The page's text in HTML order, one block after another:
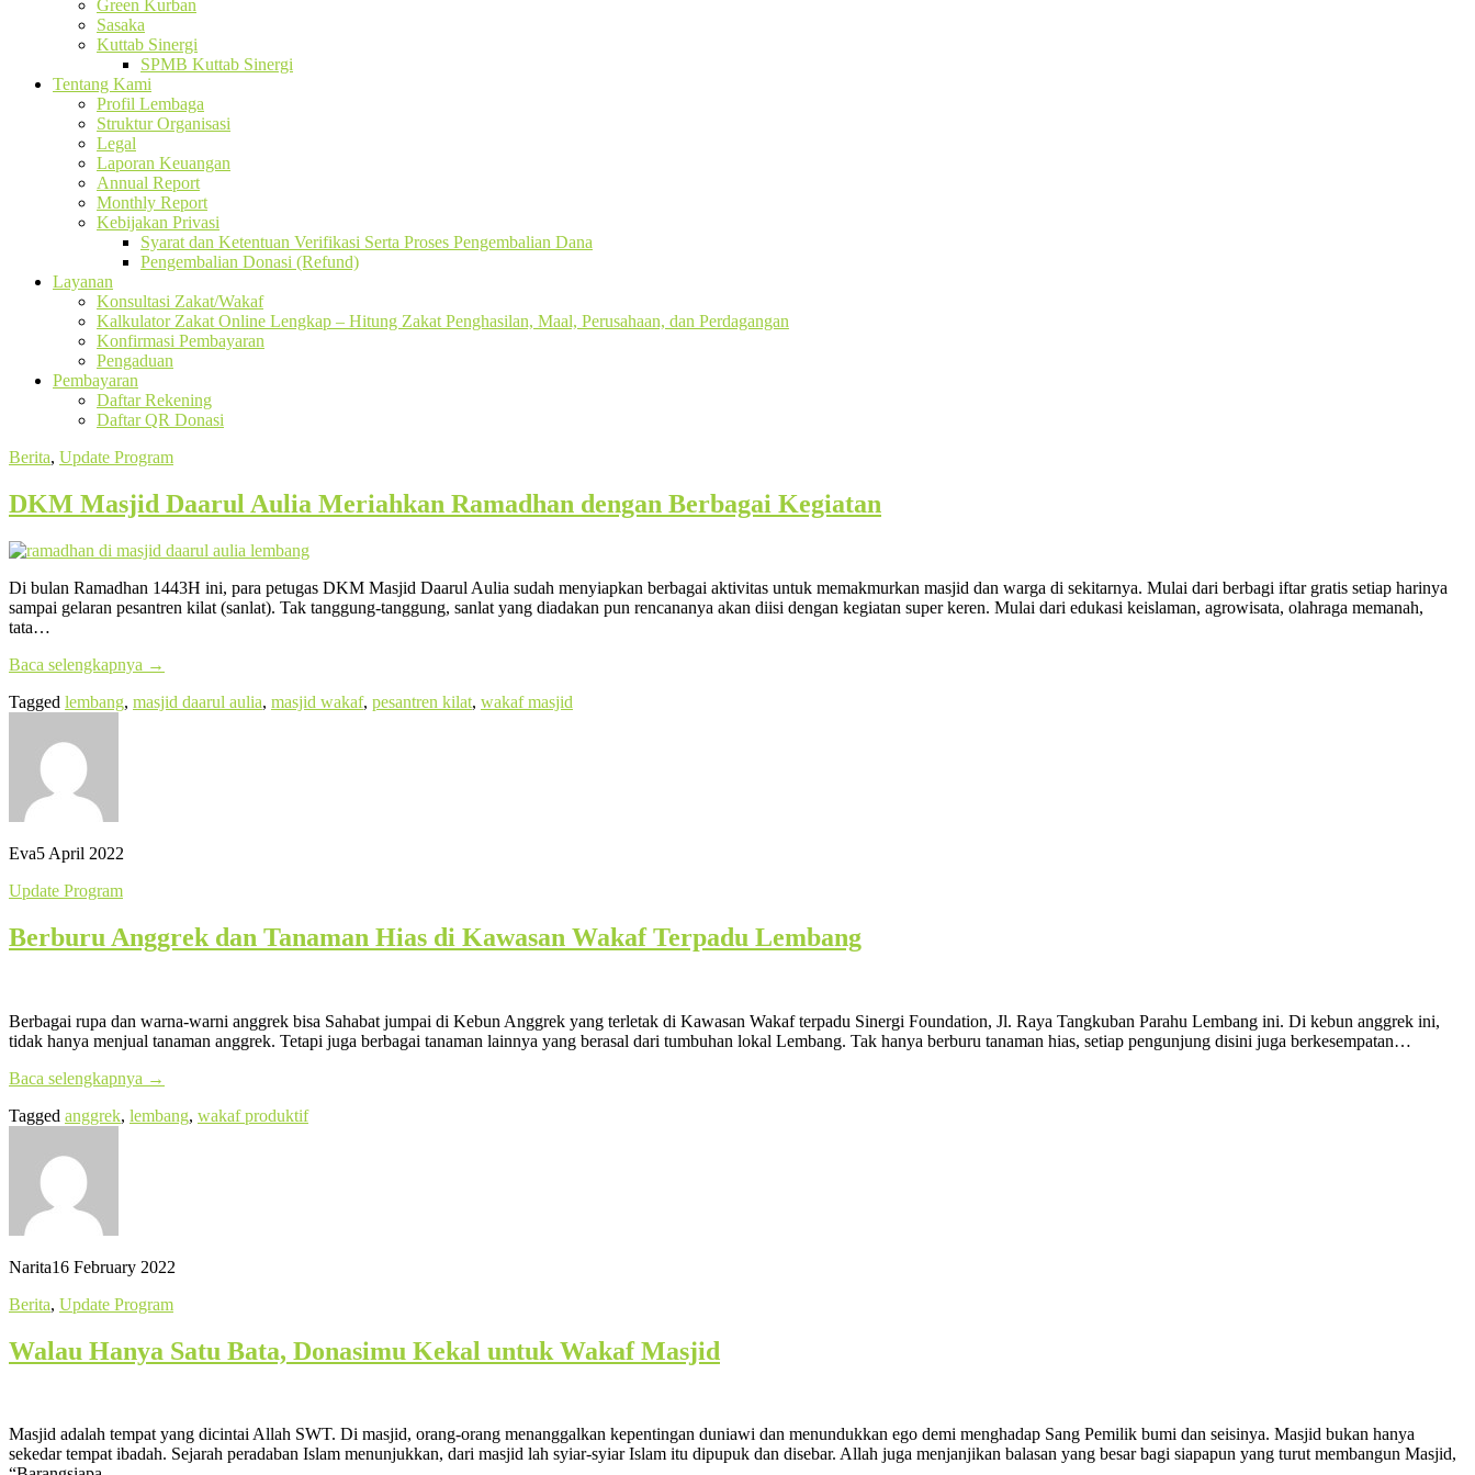
Green Kurban
Sasaka
Kuttab Sinergi
SPMB Kuttab Sinergi
Tentang Kami
Profil Lembaga
Struktur Organisasi
Legal
Laporan Keuangan
Annual Report
Monthly Report
Kebijakan Privasi
Syarat dan Ketentuan Verifikasi Serta Proses Pengembalian Dana
Pengembalian Donasi (Refund)
Layanan
Konsultasi Zakat/Wakaf
Kalkulator Zakat Online Lengkap – Hitung Zakat Penghasilan, Maal, Perusahaan, dan Perdagangan
Konfirmasi Pembayaran
Pengaduan
Pembayaran
Daftar Rekening
Daftar QR Donasi
Berita, Update Program
DKM Masjid Daarul Aulia Meriahkan Ramadhan dengan Berbagai Kegiatan
Di bulan Ramadhan 1443H ini, para petugas DKM Masjid Daarul Aulia sudah menyiapkan berbagai aktivitas untuk memakmurkan masjid dan warga di sekitarnya. Mulai dari berbagi iftar gratis setiap harinya
sampai gelaran pesantren kilat (sanlat). Tak tanggung-tanggung, sanlat yang diadakan pun rencananya akan diisi dengan kegiatan super keren. Mulai dari edukasi keislaman, agrowisata, olahraga memanah,
tata…
Baca selengkapnya →
Tagged lembang, masjid daarul aulia, masjid wakaf, pesantren kilat, wakaf masjid
Eva5 April 2022
Update Program
Berburu Anggrek dan Tanaman Hias di Kawasan Wakaf Terpadu Lembang
Berbagai rupa dan warna-warni anggrek bisa Sahabat jumpai di Kebun Anggrek yang terletak di Kawasan Wakaf terpadu Sinergi Foundation, Jl. Raya Tangkuban Parahu Lembang ini. Di kebun anggrek ini,
tidak hanya menjual tanaman anggrek. Tetapi juga berbagai tanaman lainnya yang berasal dari tumbuhan lokal Lembang. Tak hanya berburu tanaman hias, setiap pengunjung disini juga berkesempatan…
Baca selengkapnya →
Tagged anggrek, lembang, wakaf produktif
Narita16 February 2022
Berita, Update Program
Walau Hanya Satu Bata, Donasimu Kekal untuk Wakaf Masjid
Masjid adalah tempat yang dicintai Allah SWT. Di masjid, orang-orang menanggalkan kepentingan duniawi dan menundukkan ego demi menghadap Sang Pemilik bumi dan seisinya. Masjid bukan hanya
sekedar tempat ibadah. Sejarah peradaban Islam menunjukkan, dari masjid lah syiar-syiar Islam itu dipupuk dan disebar. Allah juga menjanjikan balasan yang besar bagi siapapun yang turut membangun Masjid,